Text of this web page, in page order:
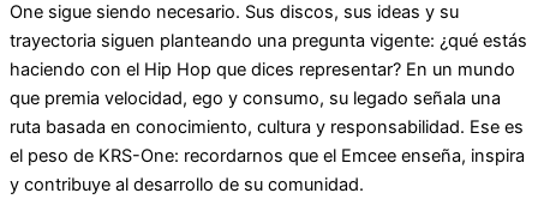
One sigue siendo necesario. Sus discos, sus ideas y su
trayectoria siguen planteando una pregunta vigente: ¿qué estás
haciendo con el Hip Hop que dices representar? En un mundo
que premia velocidad, ego y consumo, su legado señala una
ruta basada en conocimiento, cultura y responsabilidad. Ese es
el peso de KRS-One: recordarnos que el Emcee enseña, inspira
y contribuye al desarrollo de su comunidad.